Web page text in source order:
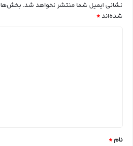
نشانی ایمیل شما منتشر نخواهد شد.
شده‌اند *
نام*